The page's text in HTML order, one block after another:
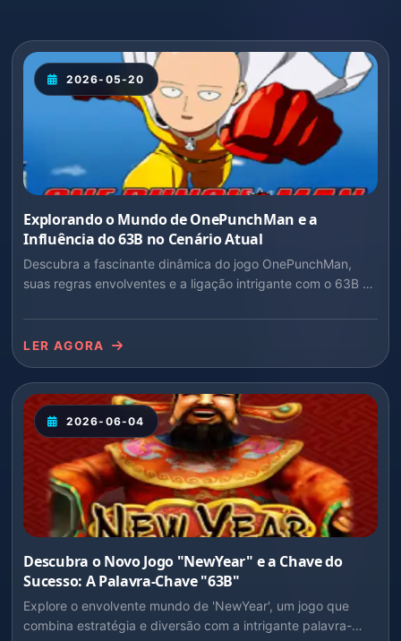
2026-05-20
Explorando o Mundo de OnePunchMan e a
Influência do 63B no Cenário Atual
Descubra a fascinante dinâmica do jogo OnePunchMan,
suas regras envolventes e a ligação intrigante com o 63B no
LER AGORA
2026-06-04
Descubra o Novo Jogo "NewYear" e a Chave do
Sucesso: A Palavra-Chave "63B"
Explore o envolvente mundo de 'NewYear', um jogo que
combina estratégia e diversão com a intrigante palavra-